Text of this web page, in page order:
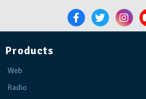
Products
Web
Radio